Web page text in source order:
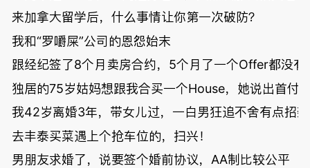
来加拿大留学后，什么事情让你第一次破防？
我和“罗嚼屎”公司的恩怨始末
跟经纪签了8个月卖房合约，5个月了一个Offer都没有
独居的75岁姑妈想跟我合买一个House，她说出首付
我42岁离婚3年，带女儿过，一白男狂追不舍有点招
去丰泰买菜遇上个抢车位的，扫兴！
男朋友求婚了，说要签个婚前协议，AA制比较公平